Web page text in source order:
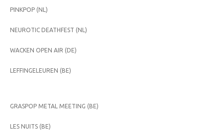
PINKPOP (NL)
NEUROTIC DEATHFEST (NL)
WACKEN OPEN AIR (DE)
LEFFINGELEUREN (BE)
GRASPOP METAL MEETING (BE)
LES NUITS (BE)